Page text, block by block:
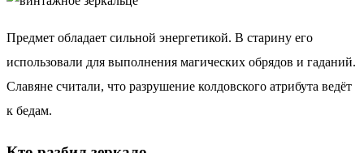
Предмет обладает сильной энергетикой. В старину его
использовали для выполнения магических обрядов и гаданий.
Славяне считали, что разрушение колдовского атрибута ведёт
к бедам.